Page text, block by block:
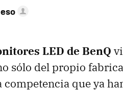
LED de BenQ
sólo del propio
competencia que ya